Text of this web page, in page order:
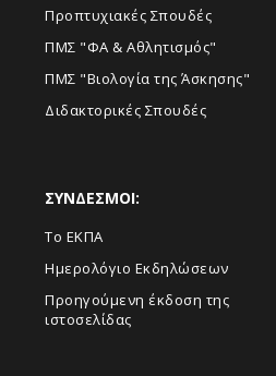
Προπτυχιακές Σπουδές
ΠΜΣ "ΦΑ & Αθλητισμός"
ΠΜΣ "Βιολογία της Άσκησης"
Διδακτορικές Σπουδές
ΣΥΝΔΕΣΜΟΙ:
Το ΕΚΠΑ
Ημερολόγιο Εκδηλώσεων
Προηγούμενη έκδοση της
ιστοσελίδας